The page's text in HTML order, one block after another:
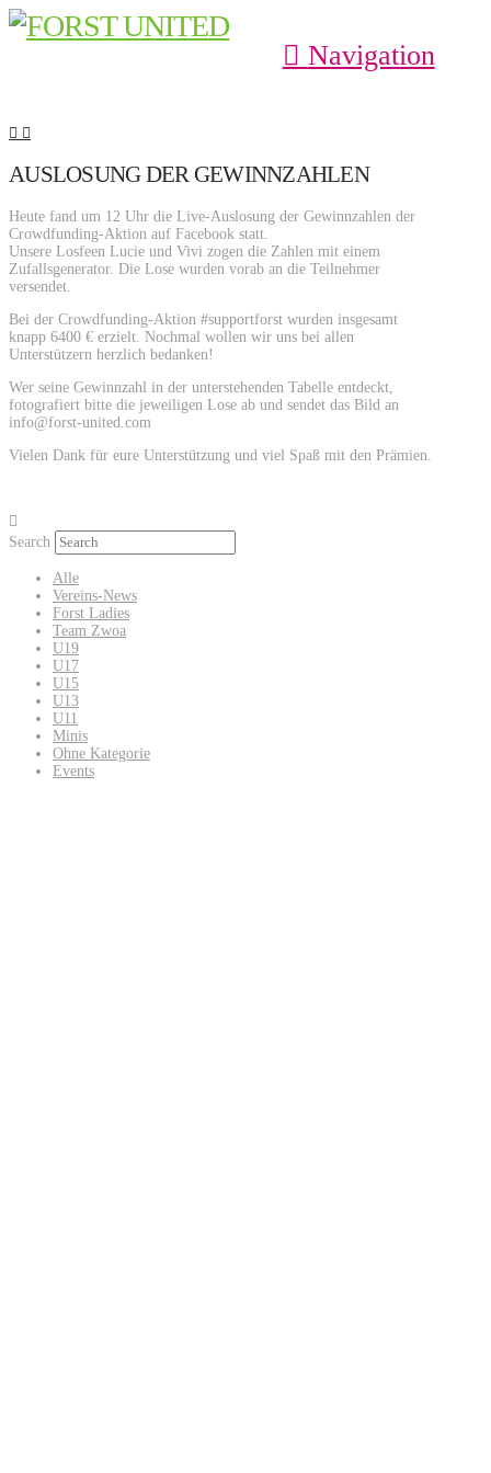
Navigation
AUSLOSUNG DER GEWINNZAHLEN
Heute fand um 12 Uhr die Live-Auslosung der Gewinnzahlen der
Crowdfunding-Aktion auf Facebook statt.
Unsere Losfeen Lucie und Vivi zogen die Zahlen mit einem
Zufallsgenerator. Die Lose wurden vorab an die Teilnehmer
versendet.
Bei der Crowdfunding-Aktion #supportforst wurden insgesamt
knapp 6400 € erzielt. Nochmal wollen wir uns bei allen
Unterstützern herzlich bedanken!
Wer seine Gewinnzahl in der unterstehenden Tabelle entdeckt,
fotografiert bitte die jeweiligen Lose ab und sendet das Bild an
info@forst-united.com
Vielen Dank für eure Unterstützung und viel Spaß mit den Prämien.
Search
Alle
Vereins-News
Forst Ladies
Team Zwoa
U19
U17
U15
U13
U11
Minis
Ohne Kategorie
Events